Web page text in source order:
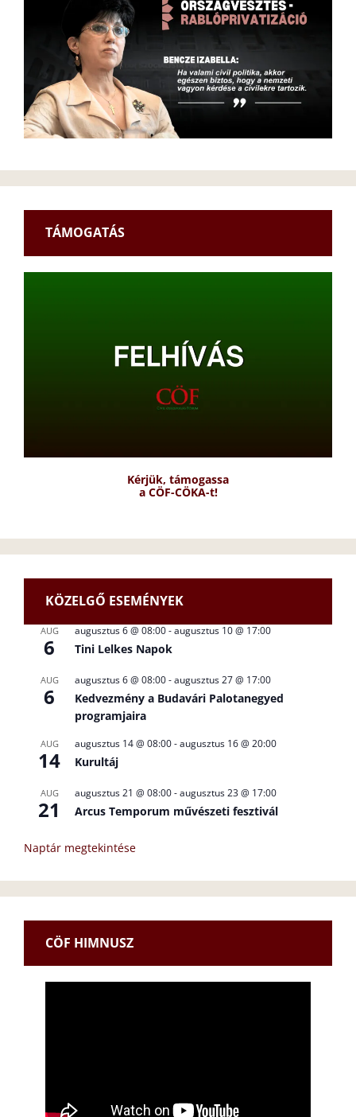
TÁMOGATÁS
Kérjük, támogassa
a CÖF-CÖKA-t!
KÖZELGŐ ESEMÉNYEK
AUG
6
augusztus 6 @ 08:00-augusztus 10 @ 17:00
Tini Lelkes Napok
AUG
6
augusztus 6 @ 08:00-augusztus 27 @ 17:00
Kedvezmény a Budavári Palotanegyed
programjaira
AUG
14
augusztus 14 @ 08:00-augusztus 16 @ 20:00
Kurultáj
AUG
21
augusztus 21 @ 08:00-augusztus 23 @ 17:00
Arcus Temporum művészeti fesztivál
Naptár megtekintése
CÖF HIMNUSZ